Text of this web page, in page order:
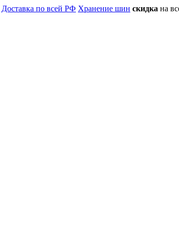
Доставка по всей РФ Хранение шин скидка на